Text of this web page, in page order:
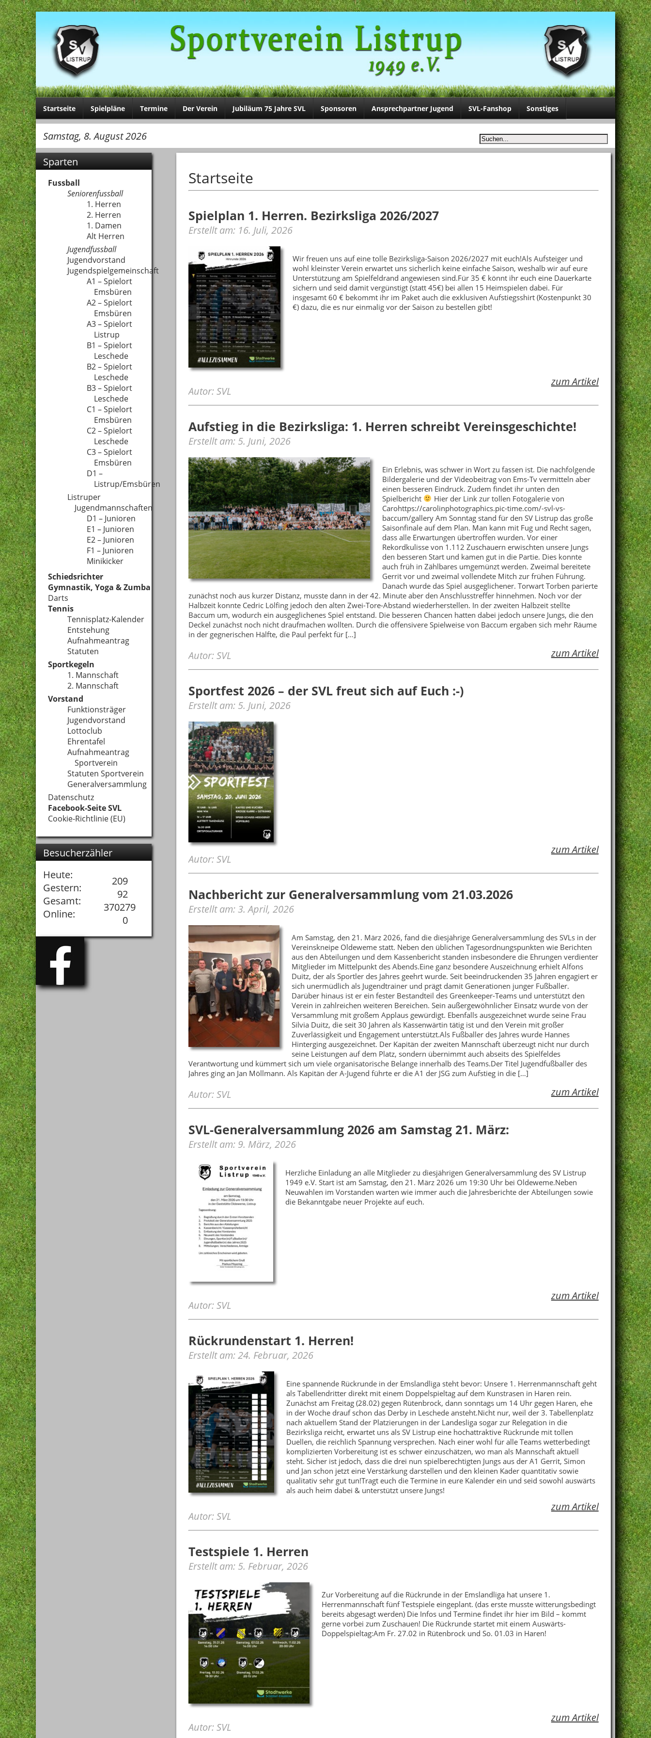
Startseite Spielpläne Termine Der Verein Jubiläum 75 Jahre SVL Sponsoren Ansprechpartner Jugend SVL-Fanshop Sonstiges
Samstag, 8. August 2026
Sparten
Fussball
Seniorenfussball
1. Herren
2. Herren
1. Damen
Alt Herren
Jugendfussball
Jugendvorstand
Jugendspielgemeinschaft
A1 – Spielort
Emsbüren
A2 – Spielort
Emsbüren
A3 – Spielort
Listrup
B1 – Spielort
Leschede
B2 – Spielort
Leschede
B3 – Spielort
Leschede
C1 – Spielort
Emsbüren
C2 – Spielort
Leschede
C3 – Spielort
Emsbüren
D1 –
Listrup/Emsbüren
Listruper
Jugendmannschaften
D1 – Junioren
E1 – Junioren
E2 – Junioren
F1 – Junioren
Minikicker
Schiedsrichter
Gymnastik, Yoga & Zumba
Darts
Tennis
Tennisplatz-Kalender
Entstehung
Aufnahmeantrag
Statuten
Sportkegeln
1. Mannschaft
2. Mannschaft
Vorstand
Funktionsträger
Jugendvorstand
Lottoclub
Ehrentafel
Aufnahmeantrag
Sportverein
Statuten Sportverein
Generalversammlung
Datenschutz
Facebook-Seite SVL
Cookie-Richtlinie (EU)
Besucherzähler
Heute:
Gestern:
Gesamt:
Online:
209
92
370279
0
Startseite
Spielplan 1. Herren. Bezirksliga 2026/2027
Erstellt am: 16. Juli, 2026
Wir freuen uns auf eine tolle Bezirksliga-Saison 2026/2027 mit euch!Als Aufsteiger und
wohl kleinster Verein erwartet uns sicherlich keine einfache Saison, weshalb wir auf eure
Unterstützung am Spielfeldrand angewiesen sind.Für 35 € könnt ihr euch eine Dauerkarte
sichern und seid damit vergünstigt (statt 45€) bei allen 15 Heimspielen dabei. Für
insgesamt 60 € bekommt ihr im Paket auch die exklusiven Aufstiegsshirt (Kostenpunkt 30
€) dazu, die es nur einmalig vor der Saison zu bestellen gibt!
zum Artikel
Autor: SVL
Aufstieg in die Bezirksliga: 1. Herren schreibt Vereinsgeschichte!
Erstellt am: 5. Juni, 2026
Ein Erlebnis, was schwer in Wort zu fassen ist. Die nachfolgende
Bildergalerie und der Videobeitrag von Ems-Tv vermitteln aber
einen besseren Eindruck. Zudem findet ihr unten den
Spielbericht
Hier der Link zur tollen Fotogalerie von
Carohttps://carolinphotographics.pic-time.com/-svl-vs-
baccum/gallery Am Sonntag stand für den SV Listrup das große
Saisonfinale auf dem Plan. Man kann mit Fug und Recht sagen,
dass alle Erwartungen übertroffen wurden. Vor einer
Rekordkulisse von 1.112 Zuschauern erwischten unsere Jungs
den besseren Start und kamen gut in die Partie. Dies konnte
auch früh in Zählbares umgemünzt werden. Zweimal bereitete
Gerrit vor und zweimal vollendete Mitch zur frühen Führung.
Danach wurde das Spiel ausgeglichener. Torwart Torben parierte
zunächst noch aus kurzer Distanz, musste dann in der 42. Minute aber den Anschlusstreffer hinnehmen. Noch vor der
Halbzeit konnte Cedric Lölfing jedoch den alten Zwei-Tore-Abstand wiederherstellen. In der zweiten Halbzeit stellte
Baccum um, wodurch ein ausgeglichenes Spiel entstand. Die besseren Chancen hatten dabei jedoch unsere Jungs, die den
Deckel zunächst noch nicht draufmachen wollten. Durch die offensivere Spielweise von Baccum ergaben sich mehr Räume
in der gegnerischen Hälfte, die Paul perfekt für […]
zum Artikel
Autor: SVL
Sportfest 2026 – der SVL freut sich auf Euch :-)
Erstellt am: 5. Juni, 2026
zum Artikel
Autor: SVL
Nachbericht zur Generalversammlung vom 21.03.2026
Erstellt am: 3. April, 2026
Am Samstag, den 21. März 2026, fand die diesjährige Generalversammlung des SVLs in der
Vereinskneipe Oldeweme statt. Neben den üblichen Tagesordnungspunkten wie Berichten
aus den Abteilungen und dem Kassenbericht standen insbesondere die Ehrungen verdienter
Mitglieder im Mittelpunkt des Abends.Eine ganz besondere Auszeichnung erhielt Alfons
Duitz, der als Sportler des Jahres geehrt wurde. Seit beeindruckenden 35 Jahren engagiert er
sich unermüdlich als Jugendtrainer und prägt damit Generationen junger Fußballer.
Darüber hinaus ist er ein fester Bestandteil des Greenkeeper-Teams und unterstützt den
Verein in zahlreichen weiteren Bereichen. Sein außergewöhnlicher Einsatz wurde von der
Versammlung mit großem Applaus gewürdigt. Ebenfalls ausgezeichnet wurde seine Frau
Silvia Duitz, die seit 30 Jahren als Kassenwärtin tätig ist und den Verein mit großer
Zuverlässigkeit und Engagement unterstützt.Als Fußballer des Jahres wurde Hannes
Hinterging ausgezeichnet. Der Kapitän der zweiten Mannschaft überzeugt nicht nur durch
seine Leistungen auf dem Platz, sondern übernimmt auch abseits des Spielfeldes
Verantwortung und kümmert sich um viele organisatorische Belange innerhalb des Teams.Der Titel Jugendfußballer des
Jahres ging an Jan Möllmann. Als Kapitän der A-Jugend führte er die A1 der JSG zum Aufstieg in die […]
zum Artikel
Autor: SVL
SVL-Generalversammlung 2026 am Samstag 21. März:
Erstellt am: 9. März, 2026
Herzliche Einladung an alle Mitglieder zu diesjährigen Generalversammlung des SV Listrup
1949 e.V. Start ist am Samstag, den 21. März 2026 um 19:30 Uhr bei Oldeweme.Neben
Neuwahlen im Vorstanden warten wie immer auch die Jahresberichte der Abteilungen sowie
die Bekanntgabe neuer Projekte auf euch.
zum Artikel
Autor: SVL
Rückrundenstart 1. Herren!
Erstellt am: 24. Februar, 2026
Eine spannende Rückrunde in der Emslandliga steht bevor: Unsere 1. Herrenmannschaft geht
als Tabellendritter direkt mit einem Doppelspieltag auf dem Kunstrasen in Haren rein.
Zunächst am Freitag (28.02) gegen Rütenbrock, dann sonntags um 14 Uhr gegen Haren, ehe
in der Woche drauf schon das Derby in Leschede ansteht.Nicht nur, weil der 3. Tabellenplatz
nach aktuellem Stand der Platzierungen in der Landesliga sogar zur Relegation in die
Bezirksliga reicht, erwartet uns als SV Listrup eine hochattraktive Rückrunde mit tollen
Duellen, die reichlich Spannung versprechen. Nach einer wohl für alle Teams wetterbedingt
komplizierten Vorbereitung ist es schwer einzuschätzen, wo man als Mannschaft aktuell
steht. Sicher ist jedoch, dass die drei nun spielberechtigten Jungs aus der A1 Gerrit, Simon
und Jan schon jetzt eine Verstärkung darstellen und den kleinen Kader quantitativ sowie
qualitativ sehr gut tun!Tragt euch die Termine in eure Kalender ein und seid sowohl auswärts
als auch heim dabei & unterstützt unsere Jungs!
zum Artikel
Autor: SVL
Testspiele 1. Herren
Erstellt am: 5. Februar, 2026
Zur Vorbereitung auf die Rückrunde in der Emslandliga hat unsere 1.
Herrenmannschaft fünf Testspiele eingeplant. (das erste musste witterungsbedingt
bereits abgesagt werden) Die Infos und Termine findet ihr hier im Bild – kommt
gerne vorbei zum Zuschauen! Die Rückrunde startet mit einem Auswärts-
Doppelspieltag:Am Fr. 27.02 in Rütenbrock und So. 01.03 in Haren!
zum Artikel
Autor: SVL